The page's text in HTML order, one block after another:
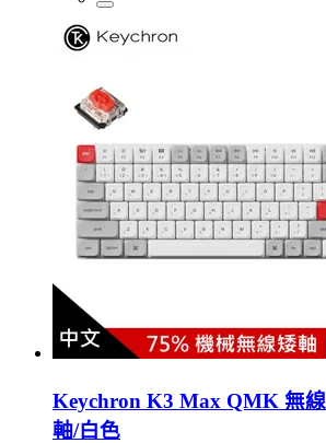
Keychron K3 Max QMK 無
軸/白色